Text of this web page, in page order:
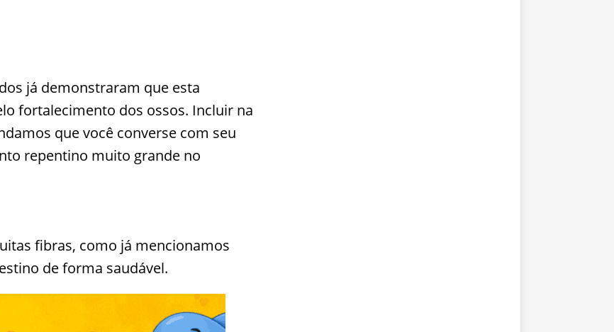
já demonstraram que esta
fortalecimento dos ossos. Incluir na
que você converse com seu
repentino muito grande no
fibras, como já mencionamos
de forma saudável.